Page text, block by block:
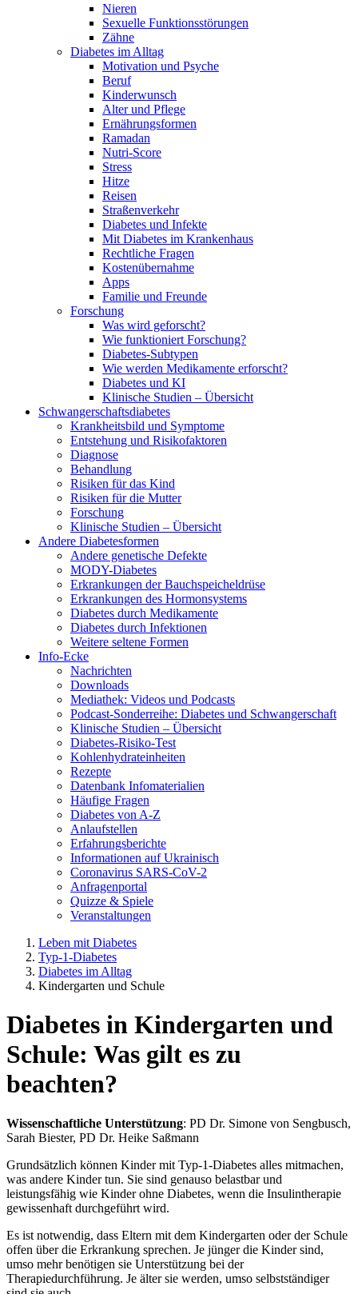
Nieren
Sexuelle Funktionsstörungen
Zähne
Diabetes im Alltag
Motivation und Psyche
Beruf
Kinderwunsch
Alter und Pflege
Ernährungsformen
Ramadan
Nutri-Score
Stress
Hitze
Reisen
Straßenverkehr
Diabetes und Infekte
Mit Diabetes im Krankenhaus
Rechtliche Fragen
Kostenübernahme
Apps
Familie und Freunde
Forschung
Was wird geforscht?
Wie funktioniert Forschung?
Diabetes-Subtypen
Wie werden Medikamente erforscht?
Diabetes und KI
Klinische Studien – Übersicht
Schwangerschaftsdiabetes
Krankheitsbild und Symptome
Entstehung und Risikofaktoren
Diagnose
Behandlung
Risiken für das Kind
Risiken für die Mutter
Forschung
Klinische Studien – Übersicht
Andere Diabetesformen
Andere genetische Defekte
MODY-Diabetes
Erkrankungen der Bauchspeicheldrüse
Erkrankungen des Hormonsystems
Diabetes durch Medikamente
Diabetes durch Infektionen
Weitere seltene Formen
Info-Ecke
Nachrichten
Downloads
Mediathek: Videos und Podcasts
Podcast-Sonderreihe: Diabetes und Schwangerschaft
Klinische Studien – Übersicht
Diabetes-Risiko-Test
Kohlenhydrateinheiten
Rezepte
Datenbank Infomaterialien
Häufige Fragen
Diabetes von A-Z
Anlaufstellen
Erfahrungsberichte
Informationen auf Ukrainisch
Coronavirus SARS-CoV-2
Anfragenportal
Quizze & Spiele
Veranstaltungen
Leben mit Diabetes
Typ-1-Diabetes
Diabetes im Alltag
Kindergarten und Schule
Diabetes in Kindergarten und
Schule: Was gilt es zu
beachten?
Wissenschaftliche Unterstützung: PD Dr. Simone von Sengbusch,
Sarah Biester, PD Dr. Heike Saßmann
Grundsätzlich können Kinder mit Typ-1-Diabetes alles mitmachen,
was andere Kinder tun. Sie sind genauso belastbar und
leistungsfähig wie Kinder ohne Diabetes, wenn die Insulintherapie
gewissenhaft durchgeführt wird.
Es ist notwendig, dass Eltern mit dem Kindergarten oder der Schule
offen über die Erkrankung sprechen. Je jünger die Kinder sind,
umso mehr benötigen sie Unterstützung bei der
Therapiedurchführung. Je älter sie werden, umso selbstständiger